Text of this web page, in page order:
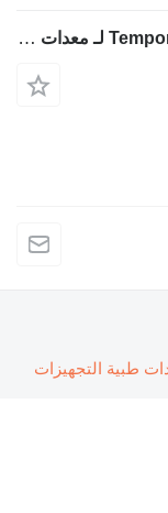
Temporisation Telemecanique LA2-D2O A65 لـ معدات طبية COURTOY R100
التجهيزات